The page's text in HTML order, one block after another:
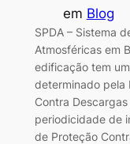
em Blog
SPDA – Sistema
Atmosféricas em
edificação tem
determinado pela
Contra
periodicidade de
de Proteção